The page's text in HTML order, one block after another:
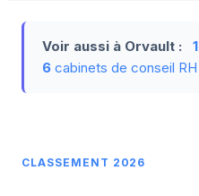
Voir aussi à Orvault : 1
6 cabinets de conseil RH
CLASSEMENT 2026